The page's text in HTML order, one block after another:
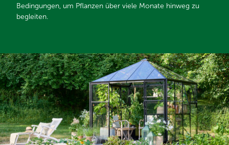
Bedingungen, um Pflanzen über viele Monate hinweg zu
begleiten.